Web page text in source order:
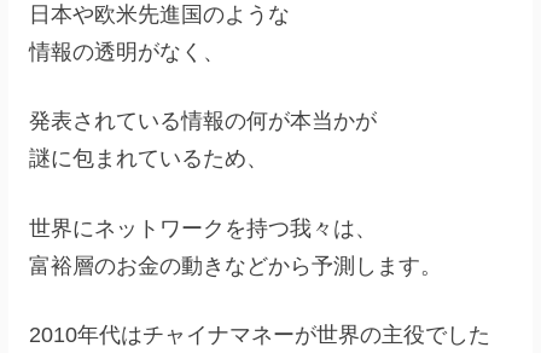
日本や欧米先進国のような
情報の透明がなく、
発表されている情報の何が本当かが
謎に包まれているため、
世界にネットワークを持つ我々は、
富裕層のお金の動きなどから予測します。
2010年代はチャイナマネーが世界の主役でした